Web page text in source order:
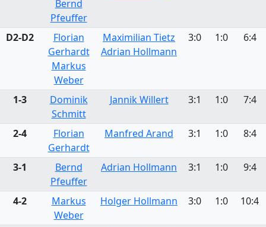
Bernd
Pfeuffer
D2-D2
Florian
Gerhardt
Markus
Weber
Maximilian Tietz
Adrian Hollmann
3:0 1:0 6:4
1-3
Dominik
Schmitt
Jannik Willert 3:1 1:0 7:4
2-4
Florian
Gerhardt
Manfred Arand 3:1 1:0 8:4
3-1
Bernd
Pfeuffer
Adrian Hollmann 3:1 1:0 9:4
4-2
Markus
Weber
Holger Hollmann 3:0 1:0 10:4